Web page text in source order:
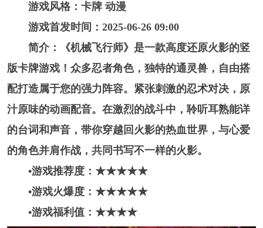
游戏风格：卡牌 动漫
游戏首发时间：2025-06-26 09:00
简介：《机械飞行师》是一款高度还原火影的竖
版卡牌游戏！众多忍者角色，独特的通灵兽，自由搭
配打造属于您的强力阵容。紧张刺激的忍术对决，原
汁原味的动画配音。在激烈的战斗中，聆听耳熟能详
的台词和声音，带你穿越回火影的热血世界，与心爱
的角色并肩作战，共同书写不一样的火影。
•游戏推荐度：★★★★★
•游戏火爆度：★★★★★
•游戏福利值：★★★★